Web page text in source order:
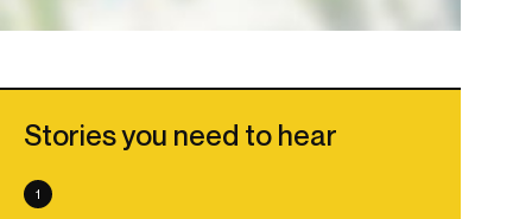
Stories you need to hear
1